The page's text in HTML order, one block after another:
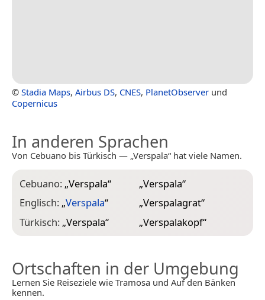
© Stadia Maps, Airbus DS, CNES, PlanetObserver und
Copernicus
In anderen Sprachen
Von Cebuano bis Türkisch — „Verspala“ hat viele Namen.
Cebuano: „Verspala“
Englisch: „Verspala“
Türkisch: „Verspala“
„Verspala“
„Verspalagrat“
„Verspalakopf“
Ortschaften in der Umgebung
Lernen Sie Reiseziele wie Tramosa und Auf den Bänken
kennen.